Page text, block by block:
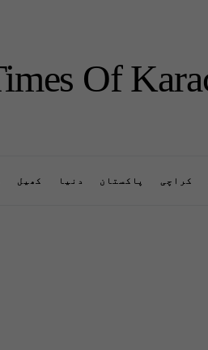
کراچی پاکستان دنیا کھیل